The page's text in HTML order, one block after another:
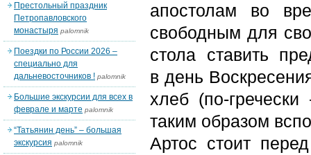
апостолам во
свободным для
стола ставить
в день
хлеб (по-
таким образом
Артос стоит
Престольный праздник
Петропавловского
монастыря palomnik
Поездки по России 2026 –
специально для
дальневосточников ! palomnik
Большие экскурсии для всех в
феврале и марте palomnik
“Татьянин день” – большая
экскурсия palomnik